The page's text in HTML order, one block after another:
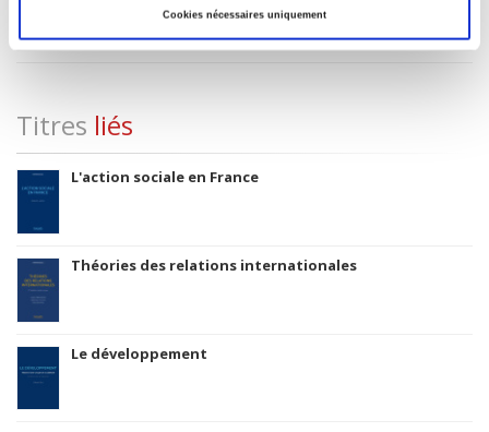
Cookies nécessaires uniquement
Code Identifiant de classement sujet
Classification thématique Thema: Politique et gouvernement
Titres liés
L'action sociale en France
Théories des relations internationales
Le développement